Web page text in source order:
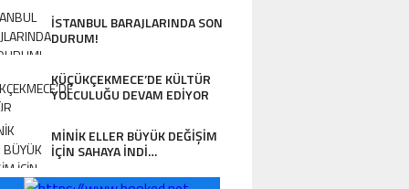
İSTANBUL BARAJLARINDA SON
DURUM!
KÜÇÜKÇEKMECE’DE KÜLTÜR
YOLCULUĞU DEVAM EDİYOR
MİNİK ELLER BÜYÜK DEĞİŞİM
İÇİN SAHAYA İNDİ…